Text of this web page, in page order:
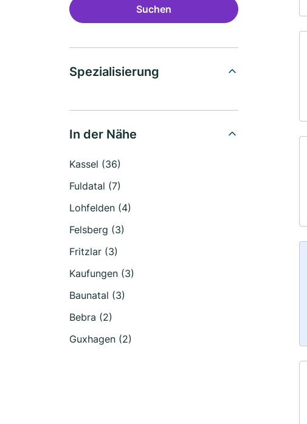
Suchen
Spezialisierung
In der Nähe
Kassel (36)
Fuldatal (7)
Lohfelden (4)
Felsberg (3)
Fritzlar (3)
Kaufungen (3)
Baunatal (3)
Bebra (2)
Guxhagen (2)